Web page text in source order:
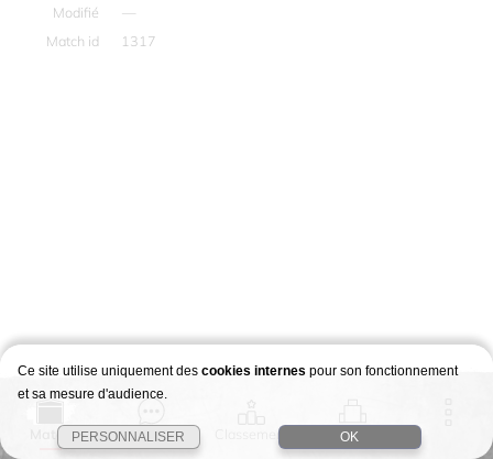
Modifié
—
Match id
1317
Match Story Classement Stages
Ce site utilise uniquement des cookies internes pour son fonctionnement
et sa mesure d'audience.
PERSONNALISER OK